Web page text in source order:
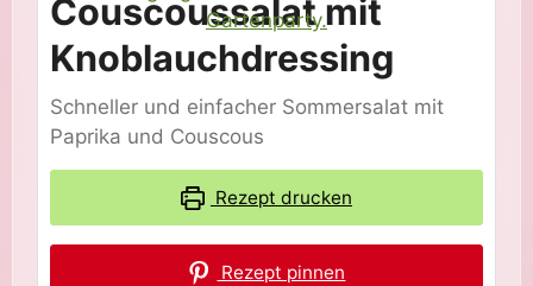
Couscoussalat mit
Knoblauchdressing
Schneller und einfacher Sommersalat mit
Paprika und Couscous
Rezept drucken
Rezept pinnen